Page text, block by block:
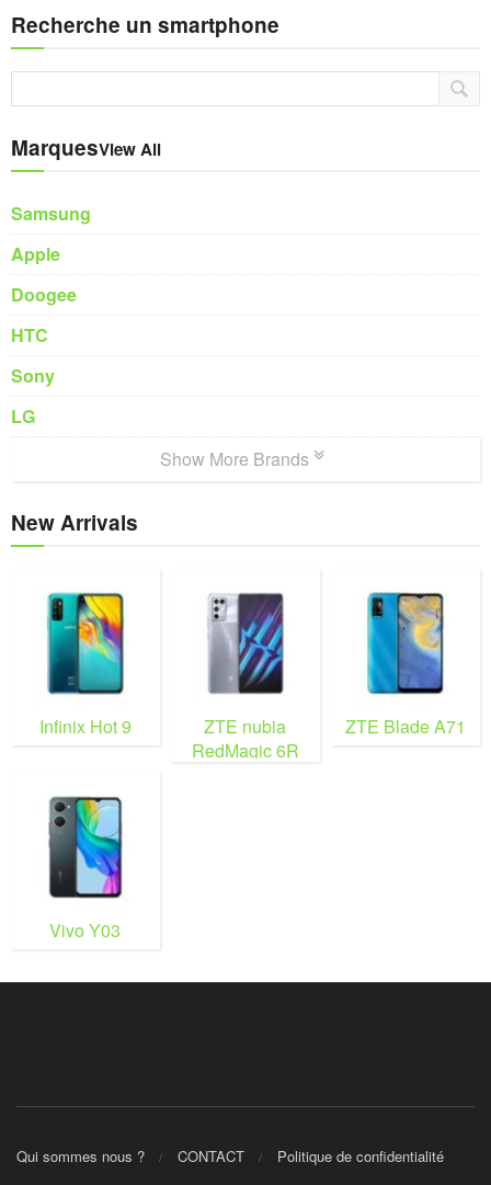
Recherche un smartphone
MarquesView All
Samsung
Apple
Doogee
HTC
Sony
LG
Show More Brands
New Arrivals
Infinix Hot 9
ZTE nubia
RedMagic 6R
ZTE Blade A71
Vivo Y03
Qui sommes nous ? CONTACT Politique de confidentialité